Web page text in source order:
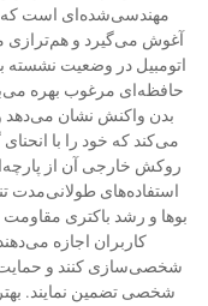
مهندسی‌شده‌ای است که
آغوش می‌گیرد و هم‌ترازی
اتومبیل در وضعیت نشسته
حافظه‌ای مرغوب بهره
بدن واکنش نشان می‌دهد
می‌کند که خود را با
روکش خارجی آن از
استفاده‌های طولانی‌مدت
بوها و رشد باکتری
کاربران اجازه
شخصی‌سازی کنند و حمایت
شخصی تضمین نمایند.